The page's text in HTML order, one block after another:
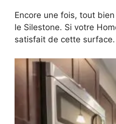
Encore une fois, tout
le Silestone. Si votre
satisfait de cette surface.